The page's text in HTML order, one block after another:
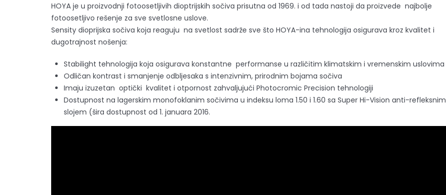
HOYA je u proizvodnji fotoosetljivih dioptrijskih sočiva prisutna od 1969. i od tada nastoji da proizvede najbolje
fotoosetljivo rešenje za sve svetlosne uslove.
Sensity dioprijska sočiva koja reaguju na svetlost sadrže sve što HOYA-ina tehnologija osigurava kroz kvalitet i
dugotrajnost nošenja:
Stabilight tehnologija koja osigurava konstantne performanse u različitim klimatskim i vremenskim uslovima
Odličan kontrast i smanjenje odbljesaka s intenzivnim, prirodnim bojama sočiva
Imaju izuzetan optički kvalitet i otpornost zahvaljujući Photocromic Precision tehnologiji
Dostupnost na lagerskim monofoklanim sočivima u indeksu loma 1.50 i 1.60 sa Super Hi-Vision anti-refleksnim
slojem (šira dostupnost od 1. januara 2016.